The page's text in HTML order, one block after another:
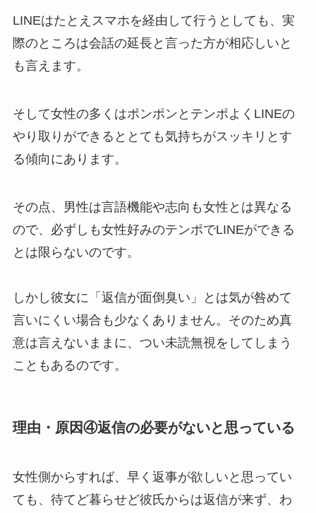
LINEはたとえスマホを経由して行うとしても、実
際のところは会話の延長と言った方が相応しいと
も言えます。
そして女性の多くはポンポンとテンポよくLINEの
やり取りができるととても気持ちがスッキリとす
る傾向にあります。
その点、男性は言語機能や志向も女性とは異なる
ので、必ずしも女性好みのテンポでLINEができる
とは限らないのです。
しかし彼女に「返信が面倒臭い」とは気が咎めて
言いにくい場合も少なくありません。そのため真
意は言えないままに、つい未読無視をしてしまう
こともあるのです。
理由・原因④返信の必要がないと思っている
女性側からすれば、早く返事が欲しいと思ってい
ても、待てど暮らせど彼氏からは返信が来ず、わ